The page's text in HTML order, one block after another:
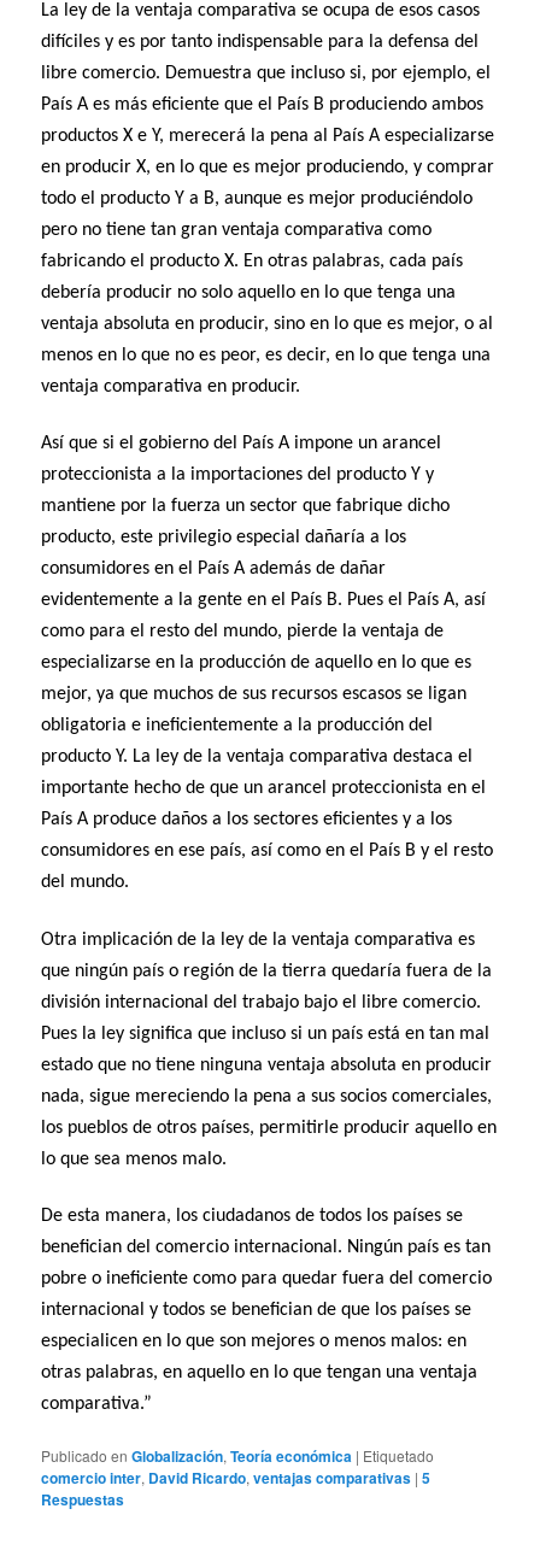
La ley de la ventaja comparativa se ocupa de esos casos
difíciles y es por tanto indispensable para la defensa del
libre comercio. Demuestra que incluso si, por ejemplo, el
País A es más eficiente que el País B produciendo ambos
productos X e Y, merecerá la pena al País A especializarse
en producir X, en lo que es mejor produciendo, y comprar
todo el producto Y a B, aunque es mejor produciéndolo
pero no tiene tan gran ventaja comparativa como
fabricando el producto X. En otras palabras, cada país
debería producir no solo aquello en lo que tenga una
ventaja absoluta en producir, sino en lo que es mejor, o al
menos en lo que no es peor, es decir, en lo que tenga una
ventaja comparativa en producir.
Así que si el gobierno del País A impone un arancel
proteccionista a la importaciones del producto Y y
mantiene por la fuerza un sector que fabrique dicho
producto, este privilegio especial dañaría a los
consumidores en el País A además de dañar
evidentemente a la gente en el País B. Pues el País A, así
como para el resto del mundo, pierde la ventaja de
especializarse en la producción de aquello en lo que es
mejor, ya que muchos de sus recursos escasos se ligan
obligatoria e ineficientemente a la producción del
producto Y. La ley de la ventaja comparativa destaca el
importante hecho de que un arancel proteccionista en el
País A produce daños a los sectores eficientes y a los
consumidores en ese país, así como en el País B y el resto
del mundo.
Otra implicación de la ley de la ventaja comparativa es
que ningún país o región de la tierra quedaría fuera de la
división internacional del trabajo bajo el libre comercio.
Pues la ley significa que incluso si un país está en tan mal
estado que no tiene ninguna ventaja absoluta en producir
nada, sigue mereciendo la pena a sus socios comerciales,
los pueblos de otros países, permitirle producir aquello en
lo que sea menos malo.
De esta manera, los ciudadanos de todos los países se
benefician del comercio internacional. Ningún país es tan
pobre o ineficiente como para quedar fuera del comercio
internacional y todos se benefician de que los países se
especialicen en lo que son mejores o menos malos: en
otras palabras, en aquello en lo que tengan una ventaja
comparativa.”
Publicado en Globalización,Teoría económica | Etiquetado
comercio inter, David Ricardo,ventajas comparativas |5
Respuestas